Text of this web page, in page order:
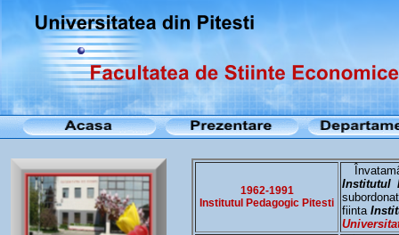
1962-1991
Institutul Pedagogic Pitesti
Institutul
fiinta